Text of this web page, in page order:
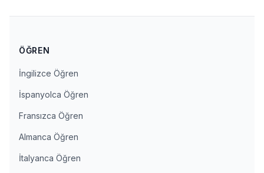
ÖĞREN
İngilizce Öğren
İspanyolca Öğren
Fransızca Öğren
Almanca Öğren
İtalyanca Öğren